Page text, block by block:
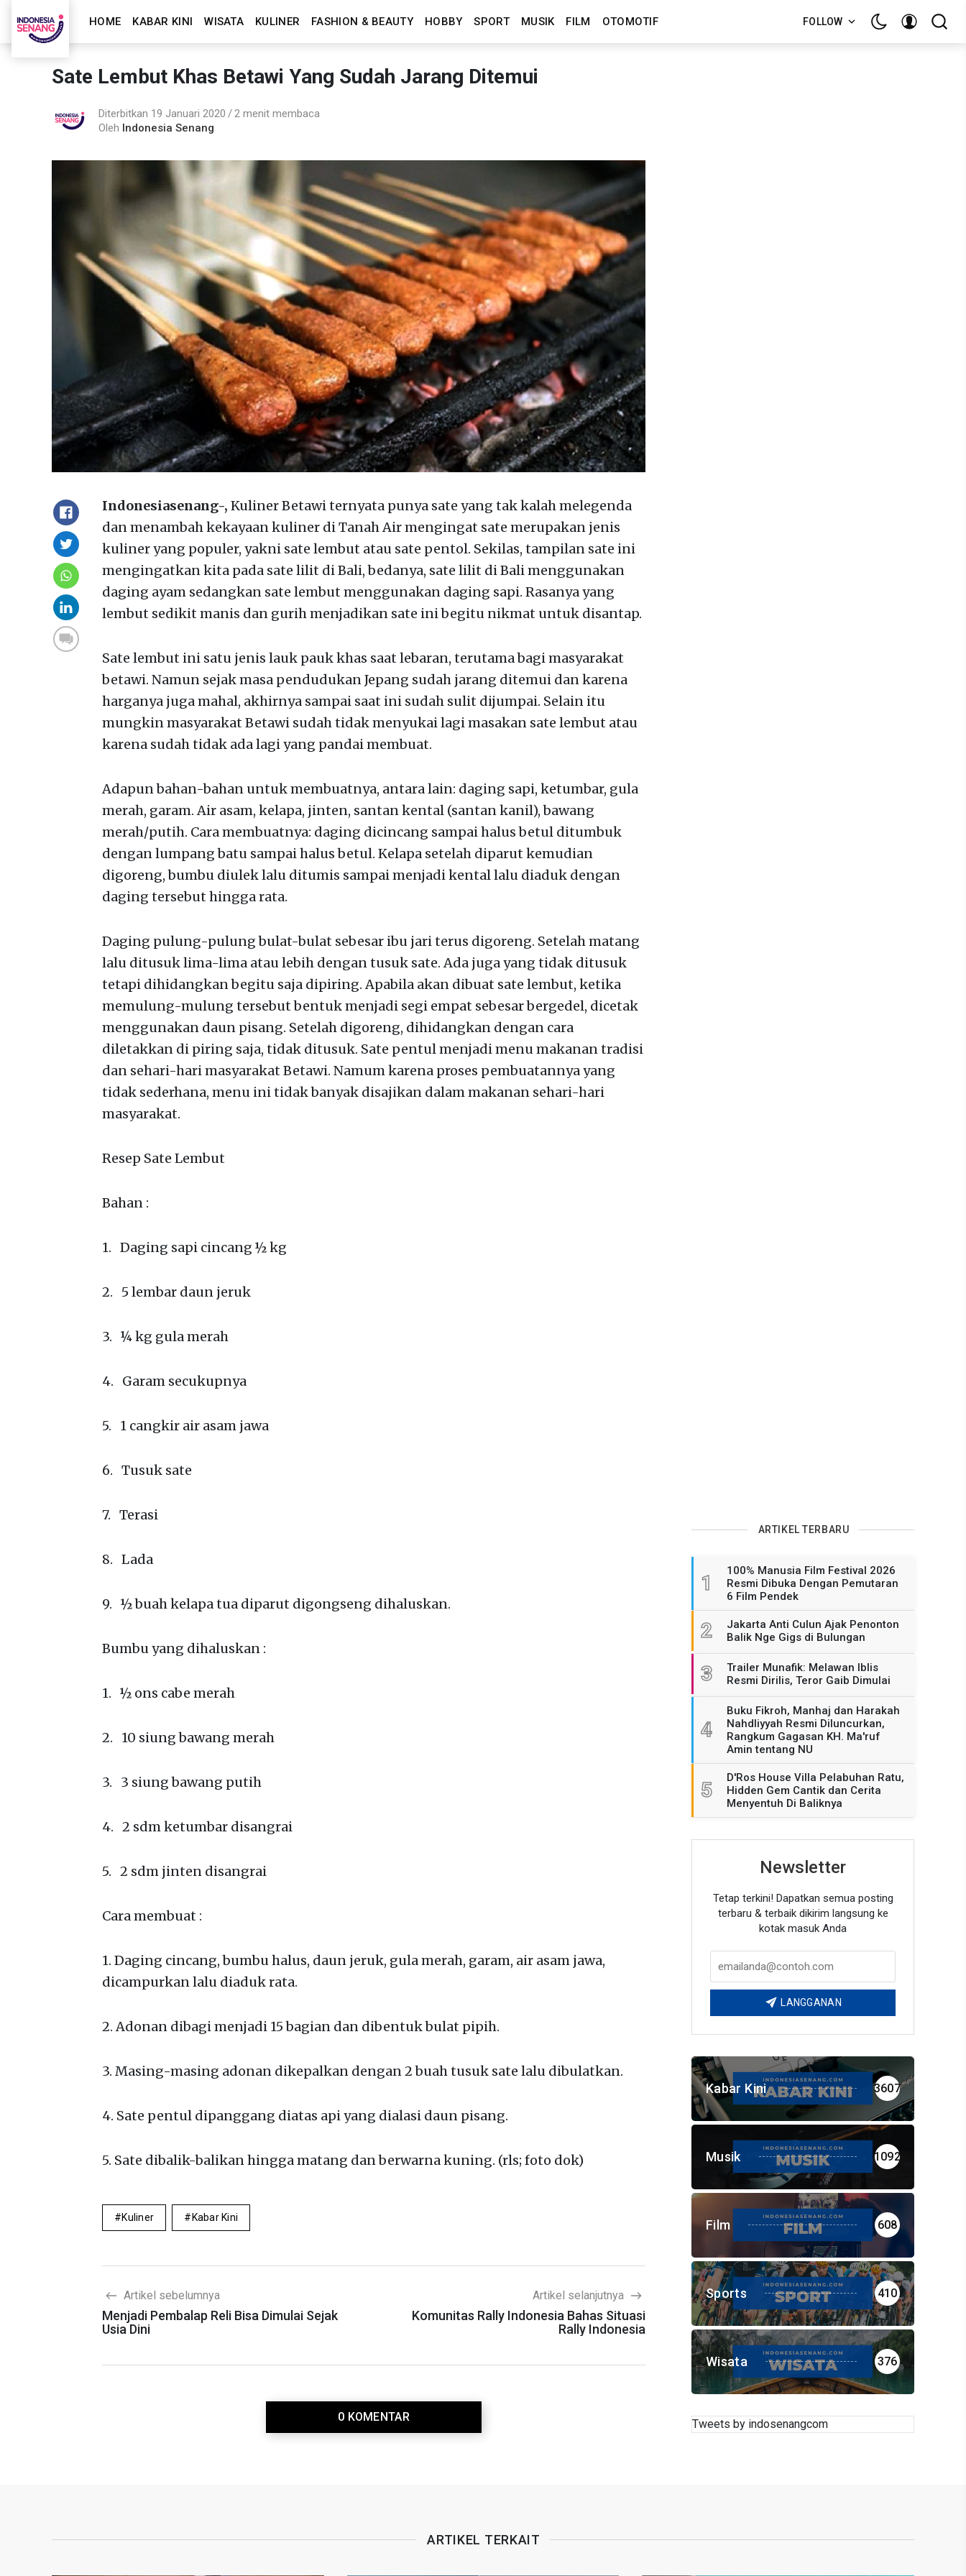
HOME KABAR KINI WISATA KULINER FASHION & BEAUTY HOBBY SPORT MUSIK FILM OTOMOTIF FOLLOW
Sate Lembut Khas Betawi Yang Sudah Jarang Ditemui
Diterbitkan 19 Januari 2020
2 menit membaca
Oleh Indonesia Senang
Indonesiasenang-, Kuliner Betawi ternyata punya sate yang tak kalah melegenda
dan menambah kekayaan kuliner di Tanah Air mengingat sate merupakan jenis
kuliner yang populer, yakni sate lembut atau sate pentol. Sekilas, tampilan sate ini
mengingatkan kita pada sate lilit di Bali, bedanya, sate lilit di Bali menggunakan
daging ayam sedangkan sate lembut menggunakan daging sapi. Rasanya yang
lembut sedikit manis dan gurih menjadikan sate ini begitu nikmat untuk disantap.
Sate lembut ini satu jenis lauk pauk khas saat lebaran, terutama bagi masyarakat
betawi. Namun sejak masa pendudukan Jepang sudah jarang ditemui dan karena
harganya juga mahal, akhirnya sampai saat ini sudah sulit dijumpai. Selain itu
mungkin masyarakat Betawi sudah tidak menyukai lagi masakan sate lembut atau
karena sudah tidak ada lagi yang pandai membuat.
Adapun bahan-bahan untuk membuatnya, antara lain: daging sapi, ketumbar, gula
merah, garam. Air asam, kelapa, jinten, santan kental (santan kanil), bawang
merah/putih. Cara membuatnya: daging dicincang sampai halus betul ditumbuk
dengan lumpang batu sampai halus betul. Kelapa setelah diparut kemudian
digoreng, bumbu diulek lalu ditumis sampai menjadi kental lalu diaduk dengan
daging tersebut hingga rata.
Daging pulung-pulung bulat-bulat sebesar ibu jari terus digoreng. Setelah matang
lalu ditusuk lima-lima atau lebih dengan tusuk sate. Ada juga yang tidak ditusuk
tetapi dihidangkan begitu saja dipiring. Apabila akan dibuat sate lembut, ketika
memulung-mulung tersebut bentuk menjadi segi empat sebesar bergedel, dicetak
menggunakan daun pisang. Setelah digoreng, dihidangkan dengan cara
diletakkan di piring saja, tidak ditusuk. Sate pentul menjadi menu makanan tradisi
dan sehari-hari masyarakat Betawi. Namum karena proses pembuatannya yang
tidak sederhana, menu ini tidak banyak disajikan dalam makanan sehari-hari
masyarakat.
Resep Sate Lembut
Bahan :
1. Daging sapi cincang ½ kg
2. 5 lembar daun jeruk
3. ¼ kg gula merah
4. Garam secukupnya
5. 1 cangkir air asam jawa
6. Tusuk sate
7. Terasi
8. Lada
9. ½ buah kelapa tua diparut digongseng dihaluskan.
Bumbu yang dihaluskan :
1. ½ ons cabe merah
2. 10 siung bawang merah
3. 3 siung bawang putih
4. 2 sdm ketumbar disangrai
5. 2 sdm jinten disangrai
Cara membuat :
1. Daging cincang, bumbu halus, daun jeruk, gula merah, garam, air asam jawa,
dicampurkan lalu diaduk rata.
2. Adonan dibagi menjadi 15 bagian dan dibentuk bulat pipih.
3. Masing-masing adonan dikepalkan dengan 2 buah tusuk sate lalu dibulatkan.
4. Sate pentul dipanggang diatas api yang dialasi daun pisang.
5. Sate dibalik-balikan hingga matang dan berwarna kuning. (rls; foto dok)
Kuliner Kabar Kini
Artikel sebelumnya
Menjadi Pembalap Reli Bisa Dimulai Sejak
Usia Dini
Artikel selanjutnya
Komunitas Rally Indonesia Bahas Situasi
Rally Indonesia
0 KOMENTAR
ARTIKEL TERBARU
1
100% Manusia Film Festival 2026
Resmi Dibuka Dengan Pemutaran
6 Film Pendek
2
Jakarta Anti Culun Ajak Penonton
Balik Nge Gigs di Bulungan
3
Trailer Munafik: Melawan Iblis
Resmi Dirilis, Teror Gaib Dimulai
4
Buku Fikroh, Manhaj dan Harakah
Nahdliyyah Resmi Diluncurkan,
Rangkum Gagasan KH. Ma'ruf
Amin tentang NU
5
D'Ros House Villa Pelabuhan Ratu,
Hidden Gem Cantik dan Cerita
Menyentuh Di Baliknya
Newsletter
Tetap terkini! Dapatkan semua posting
terbaru & terbaik dikirim langsung ke
kotak masuk Anda
LANGGANAN
Kabar Kini 3607
Musik 1092
Film 608
Sports 410
Wisata 376
Tweets by indosenangcom
ARTIKEL TERKAIT